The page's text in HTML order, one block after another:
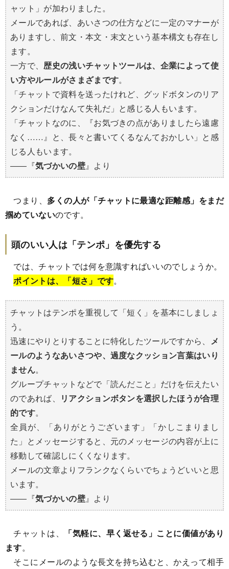
ャット」が加わりました。
メールであれば、あいさつの仕方などに一定のマナーが
ありますし、前文・本文・末文という基本構文も存在し
ます。
一方で、歴史の浅いチャットツールは、企業によって使
い方やルールがさまざまです。
「チャットで資料を送ったけれど、グッドボタンのリア
クションだけなんて失礼だ」と感じる人もいます。
「チャットなのに、『お気づきの点がありましたら遠慮
なく……』と、長々と書いてくるなんておかしい」と感
じる人もいます。
――『気づかいの壁』より
つまり、 多くの人が「チャットに最適な距離感」をまだ
掴めていないのです。
頭のいい人は「テンポ」を優先する
では、チャットでは何を意識すればいいのでしょうか。
ポイントは、「短さ」です。
チャットはテンポを重視して「短く」を基本にしましょ
う。
迅速にやりとりすることに特化したツールですから、 メ
ールのようなあいさつや、過度なクッション言葉はいり
ません。
グループチャットなどで「読んだこと」だけを伝えたい
のであれば、
リアクションボタンを選択したほうが合理
的です。
全員が、「ありがとうございます」「かしこまりまし
た」とメッセージすると、元のメッセージの内容が上に
移動して確認しにくくなります。
メールの文章よりフランクなくらいでちょうどいいと思
います。
――『気づかいの壁』より
チャットは、
「気軽に、早く返せる」ことに価値があり
ます。
そこにメールのような長文を持ち込むと、かえって相手